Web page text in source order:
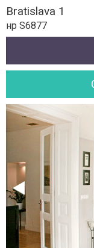
Bratislava 1
нр S6877